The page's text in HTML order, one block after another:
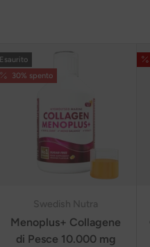
Esaurito
30% spento
Swedish Nutra
Menoplus+ Collagene
di Pesce 10.000 mg